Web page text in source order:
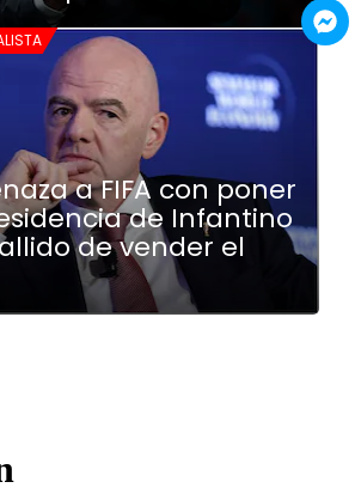
a FIFA con poner
de Infantino
de vender el